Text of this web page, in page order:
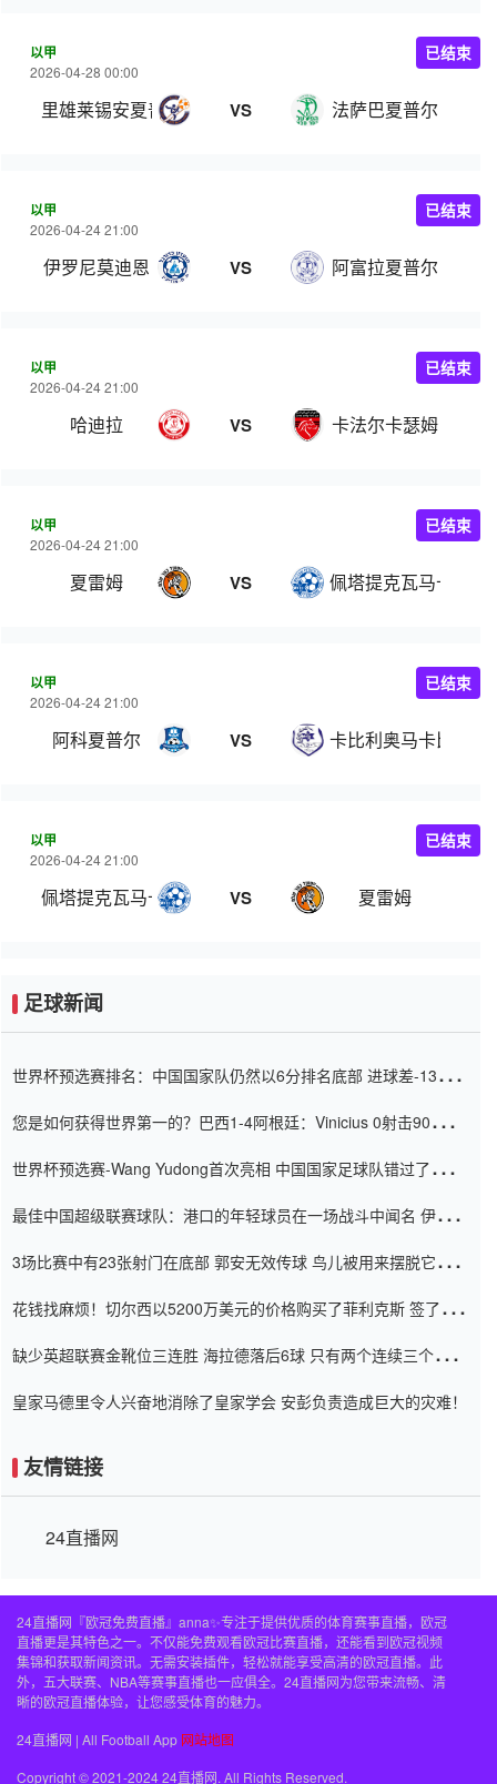
以甲
2026-04-28 00:00
里雄莱锡安夏普尔 VS 法萨巴夏普尔
已结束
以甲
2026-04-24 21:00
伊罗尼莫迪恩 VS 阿富拉夏普尔
已结束
以甲
2026-04-24 21:00
哈迪拉 VS 卡法尔卡瑟姆
已结束
以甲
2026-04-24 21:00
夏雷姆 VS 佩塔提克瓦马卡比
已结束
以甲
2026-04-24 21:00
阿科夏普尔 VS 卡比利奥马卡比
已结束
以甲
2026-04-24 21:00
佩塔提克瓦马卡比 VS 夏雷姆
已结束
足球新闻
世界杯预选赛排名：中国国家队仍然以6分排名底部 进球差-13令人
您是如何获得世界第一的？巴西1-4阿根廷：Vinicius 0射击90分钟
世界杯预选赛-Wang Yudong首次亮相 中国国家足球队错过了世界
最佳中国超级联赛球队：港口的年轻球员在一场战斗中闻名 伊万放
3场比赛中有23张射门在底部 郭安无效传球 鸟儿被用来摆脱它
花钱找麻烦！切尔西以5200万美元的价格购买了菲利克斯 签了7年
缺少英超联赛金靴位三连胜 海拉德落后6球 只有两个连续三个连续
皇家马德里令人兴奋地消除了皇家学会 安彭负责造成巨大的灾难！
友情链接
24直播网
24直播网『欧冠免费直播』anna✨专注于提供优质的体育赛事直播，欧冠
直播更是其特色之一。不仅能免费观看欧冠比赛直播，还能看到欧冠视频
集锦和获取新闻资讯。无需安装插件，轻松就能享受高清的欧冠直播。此
外，五大联赛、NBA等赛事直播也一应俱全。24直播网为您带来流畅、清
晰的欧冠直播体验，让您感受体育的魅力。
24直播网 | All Football App 网站地图
Copyright © 2021-2024 24直播网. All Rights Reserved.